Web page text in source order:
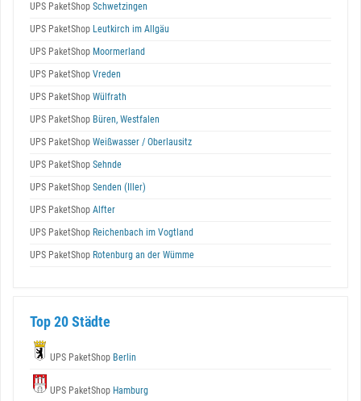
UPS PaketShop Schwetzingen
UPS PaketShop Leutkirch im Allgäu
UPS PaketShop Moormerland
UPS PaketShop Vreden
UPS PaketShop Wülfrath
UPS PaketShop Büren, Westfalen
UPS PaketShop Weißwasser / Oberlausitz
UPS PaketShop Sehnde
UPS PaketShop Senden (Iller)
UPS PaketShop Alfter
UPS PaketShop Reichenbach im Vogtland
UPS PaketShop Rotenburg an der Wümme
Top 20 Städte
UPS PaketShop Berlin
UPS PaketShop Hamburg